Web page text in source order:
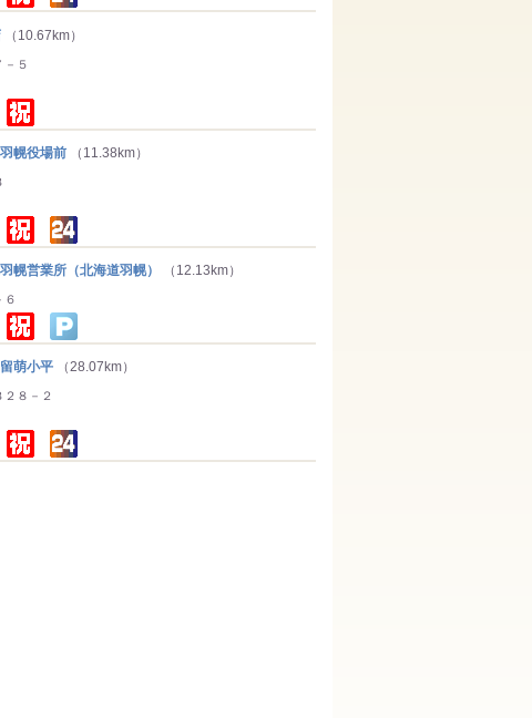
（10.67km）
－５
役場前 （11.38km）
営業所（北海道羽幌） （12.13km）
６
小平 （28.07km）
８－２